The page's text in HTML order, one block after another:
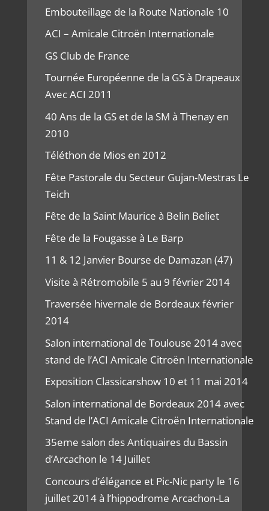
Embouteillage de la Route Nationale 10
ACI – Amicale Citroën Internationale
GS Club de France
Tournée Européenne de la GS à Drapeaux
Avec ACI 2011
40 Ans de la GS et de la SM à Thenay en
2010
Téléthon de Mios en 2012
Fête Pastorale du Secteur Gujan-Mestras Le
Teich
Fête de la Saint Maurice à Belin Beliet
Fête de la Fougasse à Le Barp
11 & 12 Janvier Bourse de Damazan (47)
Visite à Rétromobile 5 au 9 février 2014
Traversée hivernale de Bordeaux février
2014
Salon international de Toulouse 2014 avec
stand de l’ACI Amicale Citroën Internationale
Exposition Classicarshow 10 et 11 mai 2014
Salon international de Bordeaux 2014 avec
Stand de l’ACI Amicale Citroën Internationale
35eme salon des Antiquaires du Bassin
d’Arcachon le 14 Juillet
Concours d’élégance et Pic-Nic party le 16
juillet 2014 à l’hippodrome Arcachon-La